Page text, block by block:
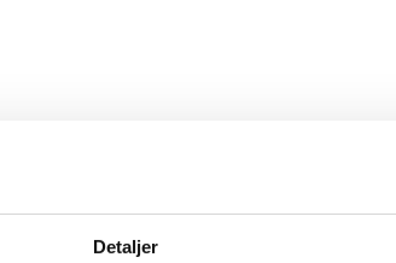
Detaljer